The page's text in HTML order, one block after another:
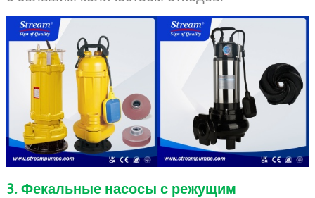
3. Фекальные насосы с режущим